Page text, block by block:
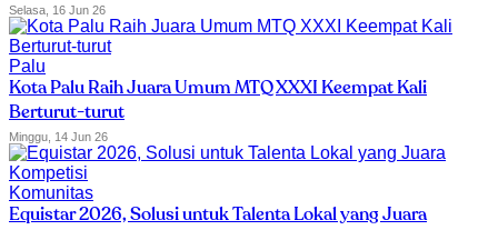
Selasa, 16 Jun 26
Palu
Kota Palu Raih Juara Umum MTQ XXXI Keempat Kali
Berturut-turut
Minggu, 14 Jun 26
Komunitas
Equistar 2026, Solusi untuk Talenta Lokal yang Juara